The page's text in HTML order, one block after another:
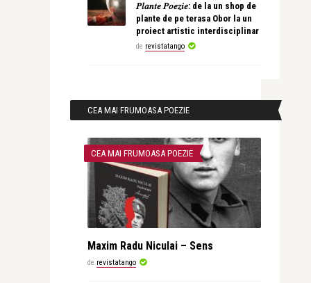
𝑃𝑙𝑎𝑛𝑡𝑒 𝑃𝑜𝑒𝑧𝑖𝑒: de la un shop de
plante de pe terasa Obor la un
proiect artistic interdisciplinar
de revistatango
CEA MAI FRUMOASA POEZIE
CEA MAI FRUMOASA POEZIE
Maxim Radu Niculai – Sens
de revistatango